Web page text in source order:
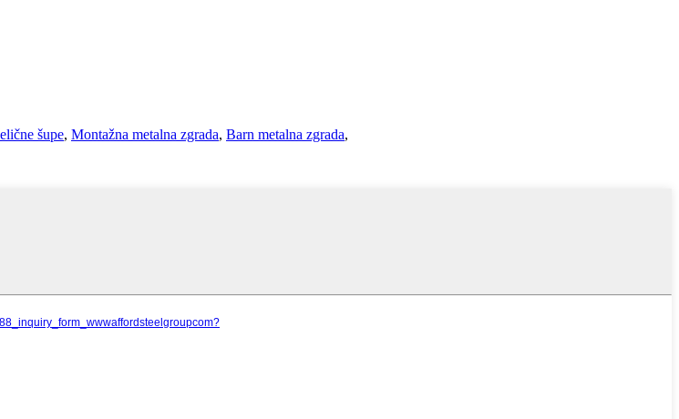
šupe, Montažna metalna zgrada, Barn metalna zgrada,